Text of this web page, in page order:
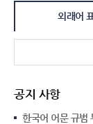
외래어
공지 사항
한국어 어문 규범